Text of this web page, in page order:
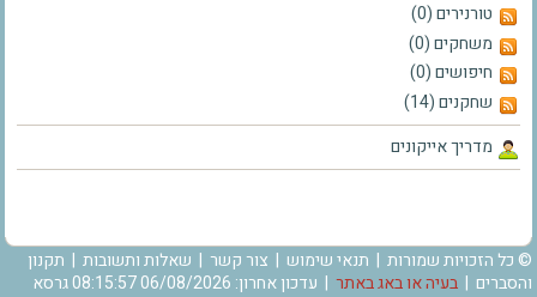
טורנירים (0)
משחקים (0)
חיפושים (0)
שחקנים (14)
מדריך אייקונים
© כל הזכויות שמורות | תנאי שימוש | צור קשר | שאלות ותשובות | תקנון
והסברים | בעיה או באג באתר
| עדכון אחרון: 06/08/2026 08:15:57 גרסא